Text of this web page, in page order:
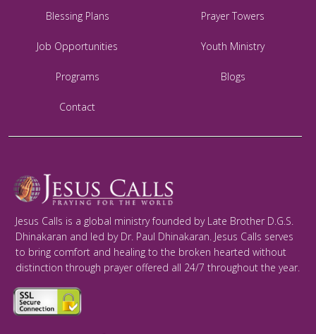
Blessing Plans Prayer Towers
Job Opportunities Youth Ministry
Programs Blogs
Contact
Jesus Calls is a global ministry founded by Late Brother D.G.S.
Dhinakaran and led by Dr. Paul Dhinakaran. Jesus Calls serves
to bring comfort and healing to the broken hearted without
distinction through prayer offered all 24/7 throughout the year.